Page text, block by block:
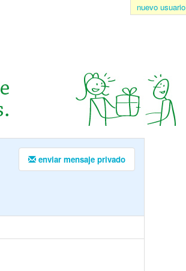
nuevo usuario
enviar mensaje privado